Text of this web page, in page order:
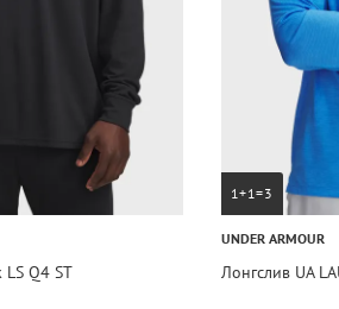
LS Q4 ST
1+1=3
UNDER ARMOUR
Лонгслив UA